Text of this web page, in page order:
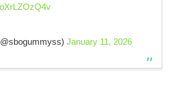
January 11, 2026